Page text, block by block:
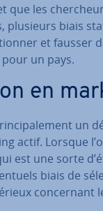
que les
plusieurs biais
et fausser
un pays.
en
un
actif. Lorsque
est une sorte
biais de
con­cer­nant